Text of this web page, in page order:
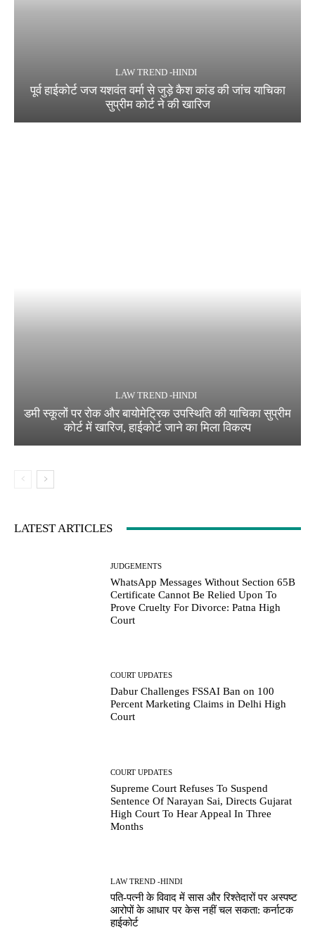
LAW TREND -HINDI
पूर्व हाईकोर्ट जज यशवंत वर्मा से जुड़े कैश कांड की जांच याचिका
सुप्रीम कोर्ट ने की खारिज
LAW TREND -HINDI
डमी स्कूलों पर रोक और बायोमेट्रिक उपस्थिति की याचिका सुप्रीम
कोर्ट में खारिज, हाईकोर्ट जाने का मिला विकल्प
LATEST ARTICLES
JUDGEMENTS
WhatsApp Messages Without Section 65B
Certificate Cannot Be Relied Upon To
Prove Cruelty For Divorce: Patna High
Court
COURT UPDATES
Dabur Challenges FSSAI Ban on 100
Percent Marketing Claims in Delhi High
Court
COURT UPDATES
Supreme Court Refuses To Suspend
Sentence Of Narayan Sai, Directs Gujarat
High Court To Hear Appeal In Three
Months
LAW TREND -HINDI
पति-पत्नी के विवाद में सास और रिश्तेदारों पर अस्पष्ट
आरोपों के आधार पर केस नहीं चल सकता: कर्नाटक
हाईकोर्ट